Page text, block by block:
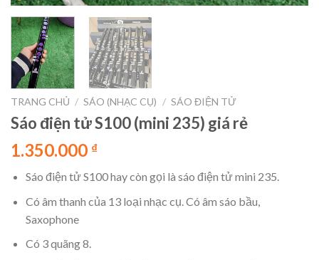
TRANG CHỦ / SÁO (NHẠC CỤ) / SÁO ĐIỆN TỬ
Sáo điện tử S100 (mini 235) giá rẻ
1.350.000 ₫
Sáo điện tử S100 hay còn gọi là sáo điện tử mini 235.
Có âm thanh của 13 loại nhạc cụ. Có âm sáo bầu,
Saxophone
Có 3 quãng 8.